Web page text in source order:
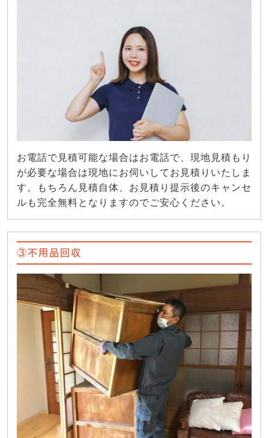
お電話で見積可能な場合はお電話で、現地見積もり
が必要な場合は現地にお伺いしてお見積りいたしま
す。もちろん見積自体、お見積り提示後のキャンセ
ルも完全無料となりますのでご安心ください。
③不用品回収